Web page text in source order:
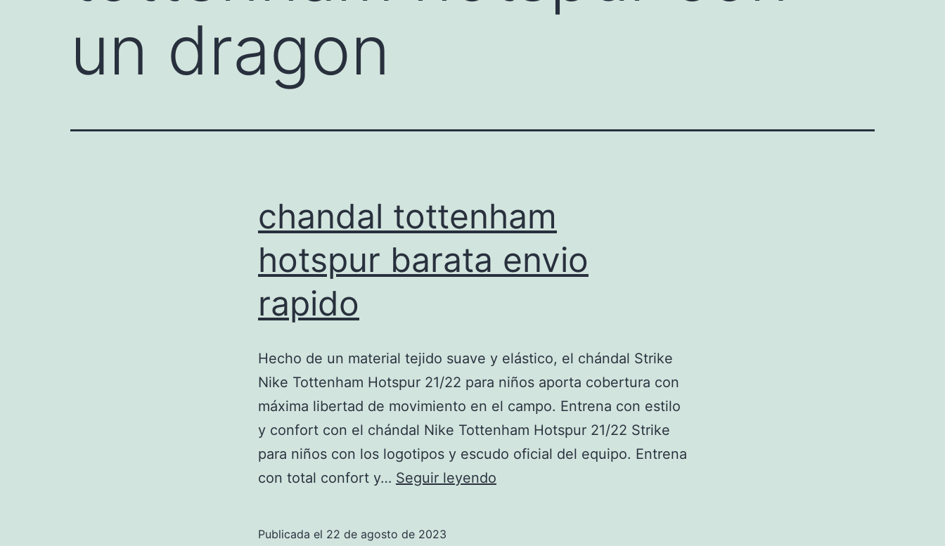
un dragon
chandal tottenham
hotspur barata envio
rapido
Hecho de un material tejido suave y elástico, el chándal Strike
Nike Tottenham Hotspur 21/22 para niños aporta cobertura con
máxima libertad de movimiento en el campo. Entrena con estilo
y confort con el chándal Nike Tottenham Hotspur 21/22 Strike
para niños con los logotipos y escudo oficial del equipo. Entrena
con total confort y… Seguir leyendo
Publicada el 22 de agosto de 2023